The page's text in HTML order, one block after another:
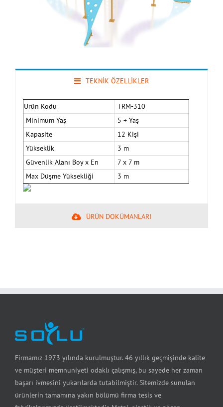
TEKNİK ÖZELLİKLER
Ürün Kodu
TRM-310
Minimum Yaş
5 + Yaş
Kapasite
12 Kişi
Yükseklik
3 m
Güvenlik Alanı Boy x En
7 x 7 m
Max Düşme Yüksekliği
3 m
ÜRÜN DOKÜMANLARI
Firmamız 1973 yılında kurulmuştur. 46 yıllık geçmişinde kalite
ve müşteri memnuniyeti odaklı çalışmış, bu sayede her zaman
başarı ivmesini yukarılarda tutabilmiştir. Sitemizde sunulan
ürünlerin tamamına yakın bölümü firma tesis ve